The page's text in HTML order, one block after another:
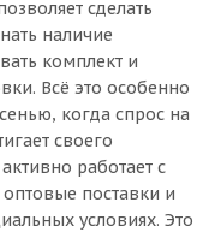
сделать
наличие
комплект и
Всё это особенно
когда спрос на
своего
работает с
поставки и
условиях. Это